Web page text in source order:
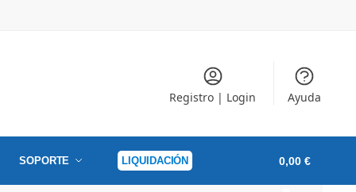
Registro | Login Ayuda
SOPORTE LIQUIDACIÓN 0,00 €